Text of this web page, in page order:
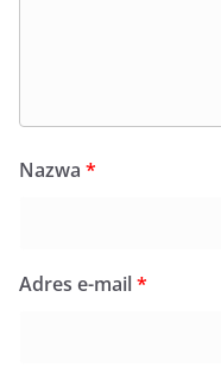
Nazwa *
Adres e-mail*